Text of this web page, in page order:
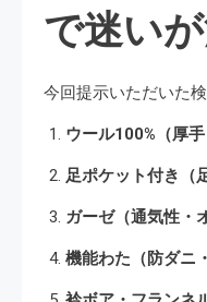
で迷いが
今回提示いただいた
ウール100%（厚手
足ポケット付き（
ガーゼ（通気性・
機能わた（防ダニ